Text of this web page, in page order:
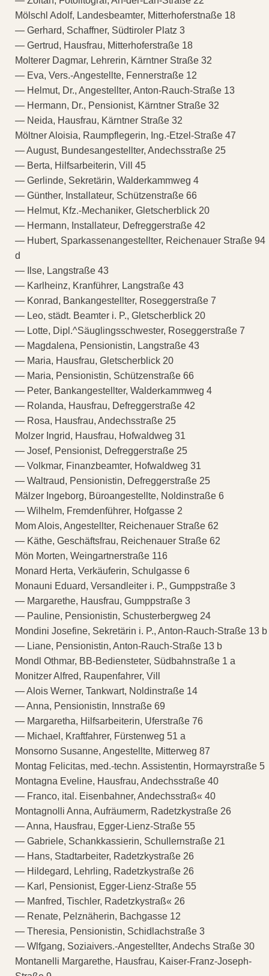
Mölschl Adolf, Landesbeamter, Mitterhoferstnaße 18
— Gerhard, Schaffner, Südtiroler Platz 3
— Gertrud, Hausfrau, Mitterhoferstraße 18
Molterer Dagmar, Lehrerin, Kärntner Straße 32
— Eva, Vers.-Angestellte, Fennerstraße 12
— Helmut, Dr., Angestellter, Anton-Rauch-Straße 13
— Hermann, Dr., Pensionist, Kärntner Straße 32
— Neida, Hausfrau, Kärntner Straße 32
Möltner Aloisia, Raumpflegerin, Ing.-Etzel-Straße 47
— August, Bundesangestellter, Andechsstraße 25
— Berta, Hilfsarbeiterin, Vill 45
— Gerlinde, Sekretärin, Walderkammweg 4
— Günther, Installateur, Schützenstraße 66
— Helmut, Kfz.-Mechaniker, Gletscherblick 20
— Hermann, Installateur, Defreggerstraße 42
— Hubert, Sparkassenangestellter, Reichenauer Straße 94
d
— Ilse, Langstraße 43
— Karlheinz, Kranführer, Langstraße 43
— Konrad, Bankangestellter, Roseggerstraße 7
— Leo, städt. Beamter i. P., Gletscherblick 20
— Lotte, Dipl.^Säuglingsschwester, Roseggerstraße 7
— Magdalena, Pensionistin, Langstraße 43
— Maria, Hausfrau, Gletscherblick 20
— Maria, Pensionistin, Schützenstraße 66
— Peter, Bankangestellter, Walderkammweg 4
— Rolanda, Hausfrau, Defreggerstraße 42
— Rosa, Hausfrau, Andechsstraße 25
Molzer Ingrid, Hausfrau, Hofwaldweg 31
— Josef, Pensionist, Defreggerstraße 25
— Volkmar, Finanzbeamter, Hofwaldweg 31
— Waltraud, Pensionistin, Defreggerstraße 25
Mälzer Ingeborg, Büroangestellte, Noldinstraße 6
— Wilhelm, Fremdenführer, Hofgasse 2
Mom Alois, Angestellter, Reichenauer Straße 62
— Käthe, Geschäftsfrau, Reichenauer Straße 62
Mön Morten, Weingartnerstraße 116
Monard Herta, Verkäuferin, Schulgasse 6
Monauni Eduard, Versandleiter i. P., Gumppstraße 3
— Margarethe, Hausfrau, Gumppstraße 3
— Pauline, Pensionistin, Schusterbergweg 24
Mondini Josefine, Sekretärin i. P., Anton-Rauch-Straße 13 b
— Liane, Pensionistin, Anton-Rauch-Straße 13 b
Mondl Othmar, BB-Bediensteter, Südbahnstraße 1 a
Monitzer Alfred, Raupenfahrer, Vill
— Alois Werner, Tankwart, Noldinstraße 14
— Anna, Pensionistin, Innstraße 69
— Margaretha, Hilfsarbeiterin, Uferstraße 76
— Michael, Kraftfahrer, Fürstenweg 51 a
Monsorno Susanne, Angestellte, Mitterweg 87
Montag Felicitas, med.-techn. Assistentin, Hormayrstraße 5
Montagna Eveline, Hausfrau, Andechsstraße 40
— Franco, ital. Eisenbahner, Andechsstraß« 40
Montagnolli Anna, Aufräumerm, Radetzkystraße 26
— Anna, Hausfrau, Egger-Lienz-Straße 55
— Gabriele, Schankkassierin, Schullernstraße 21
— Hans, Stadtarbeiter, Radetzkystraße 26
— Hildegard, Lehrling, Radetzkystraße 26
— Karl, Pensionist, Egger-Lienz-Straße 55
— Manfred, Tischler, Radetzkystraß« 26
— Renate, Pelznäherin, Bachgasse 12
— Theresia, Pensionistin, Schidlachstraße 3
— Wlfgang, Soziaivers.-Angestellter, Andechs Straße 30
Montanelli Margarethe, Hausfrau, Kaiser-Franz-Joseph-